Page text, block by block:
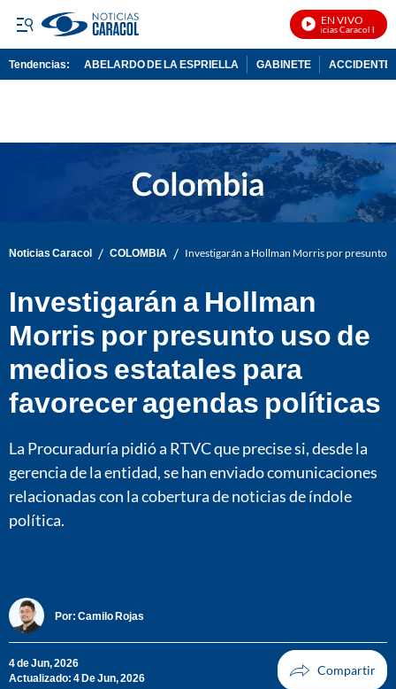
EN VIVO
Noticias Caracol En
Tendencias: ABELARDO DE LA ESPRIELLA GABINETE ACCIDENTE
Noticias Caracol / COLOMBIA / Investigarán a Hollman Morris por presunto
Investigarán a Hollman
Morris por presunto uso de
medios estatales para
favorecer agendas políticas
La Procuraduría pidió a RTVC que precise si, desde la
gerencia de la entidad, se han enviado comunicaciones
relacionadas con la cobertura de noticias de índole
política.
Por: Camilo Rojas
4 de Jun, 2026
Actualizado: 4 De Jun, 2026